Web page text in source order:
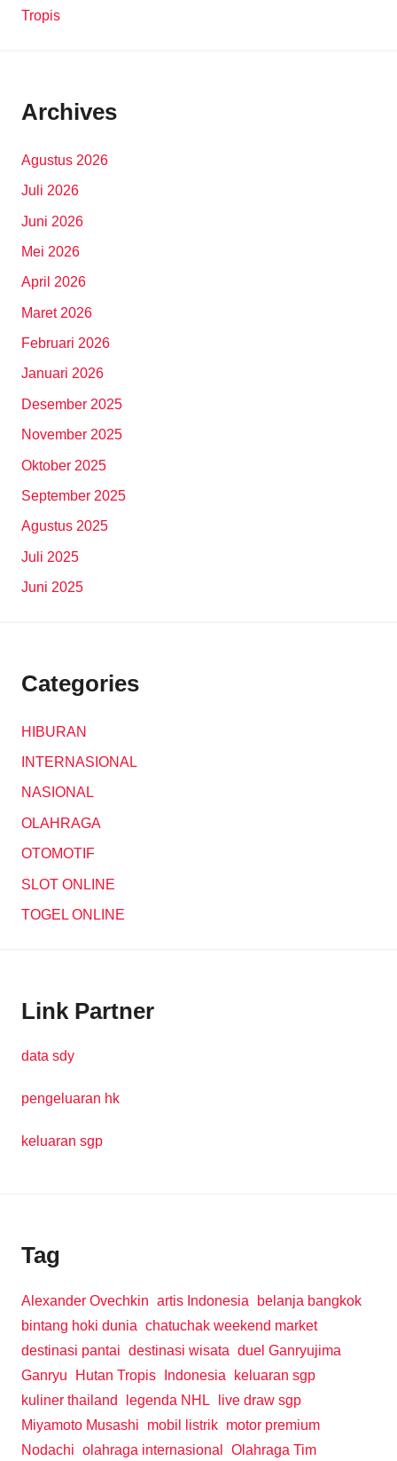
Tropis
Archives
Agustus 2026
Juli 2026
Juni 2026
Mei 2026
April 2026
Maret 2026
Februari 2026
Januari 2026
Desember 2025
November 2025
Oktober 2025
September 2025
Agustus 2025
Juli 2025
Juni 2025
Categories
HIBURAN
INTERNASIONAL
NASIONAL
OLAHRAGA
OTOMOTIF
SLOT ONLINE
TOGEL ONLINE
Link Partner
data sdy
pengeluaran hk
keluaran sgp
Tag
Alexander Ovechkin artis Indonesia
belanja bangkok
bintang hoki dunia chatuchak weekend market
destinasi pantai destinasi wisata duel Ganryujima
Ganryu
Hutan Tropis Indonesia
keluaran sgp
kuliner thailand
legenda NHL
live draw sgp
Miyamoto Musashi
mobil listrik motor premium
Nodachi olahraga internasional
Olahraga Tim